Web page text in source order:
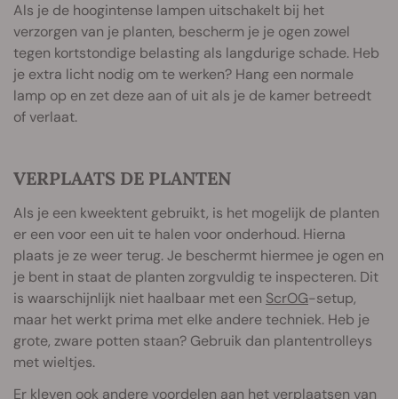
Als je de hoogintense lampen uitschakelt bij het
verzorgen van je planten, bescherm je je ogen zowel
tegen kortstondige belasting als langdurige schade. Heb
je extra licht nodig om te werken? Hang een normale
lamp op en zet deze aan of uit als je de kamer betreedt
of verlaat.
VERPLAATS DE PLANTEN
Als je een kweektent gebruikt, is het mogelijk de planten
er een voor een uit te halen voor onderhoud. Hierna
plaats je ze weer terug. Je beschermt hiermee je ogen en
je bent in staat de planten zorgvuldig te inspecteren. Dit
is waarschijnlijk niet haalbaar met een ScrOG-setup,
maar het werkt prima met elke andere techniek. Heb je
grote, zware potten staan? Gebruik dan plantentrolleys
met wieltjes.
Er kleven ook andere voordelen aan het verplaatsen van